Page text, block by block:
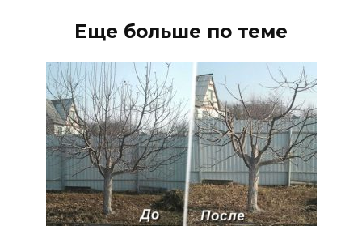
Еще больше по теме